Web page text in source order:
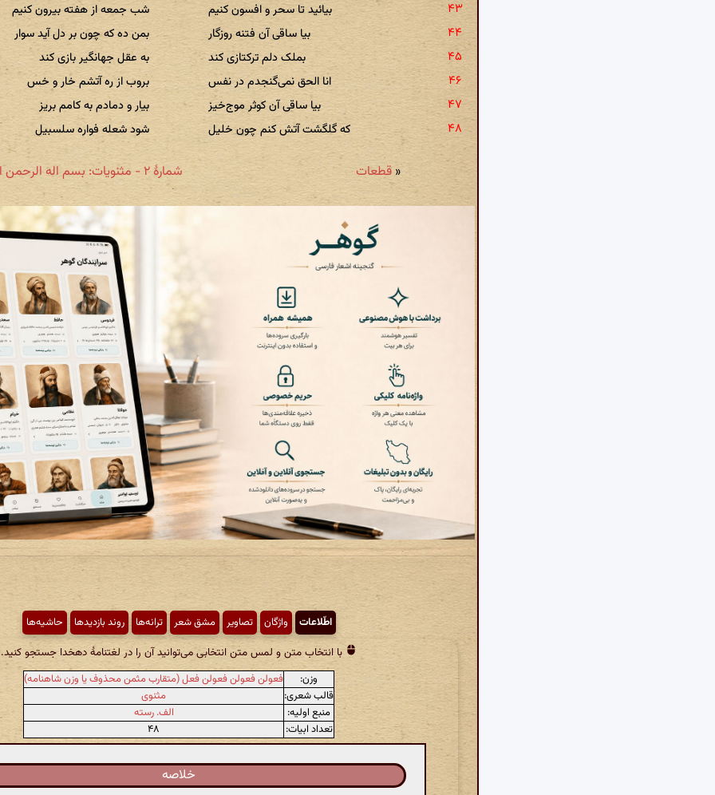
بیائید تا سحر و افسون کنیم
شب جمعه از هفته بیرون کنیم
بیا ساقی آن فتنه روزگار
بمن ده که چون بر دل آید سوار
بملک دلم ترکتازی کند
به عقل جهانگیر بازی کند
انا الحق نمی‌گنجدم در نفس
بروب از ره آتشم خار و خس
بیا ساقی آن کوثر موج‌خیز
بیار و دمادم به کامم بریز
که گلگشت آتش کنم چون خلیل
شود شعله فواره سلسبیل
شمارهٔ ۲ - مثنویات: بسم اله الرحمن الرحیم « قطعات
اطّلاعات واژگان تصاویر مشق شعر ترانه‌ها روند بازدیدها حاشیه‌ها
با انتخاب متن و لمس متن انتخابی می‌توانید آن را در لغتنامهٔ دهخدا جستجو کنید.
وزن:
فعولن فعولن فعولن فعل (متقارب مثمن محذوف یا وزن شاهنامه)
قالب شعری:
مثنوی
منبع اولیه:
الف. رسته
تعداد ابیات:
۴۸
خلاصه